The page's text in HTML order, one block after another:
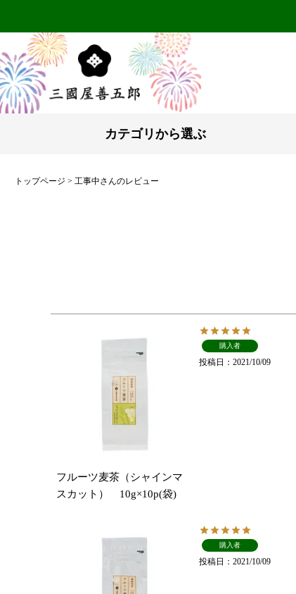
カテゴリから選ぶ
トップページ 工事中さんのレビュー
フルーツ麦茶（シャインマ
スカット） 10g×10p(袋)
購入者
投稿日 2021/10/09
購入者
投稿日 2021/10/09